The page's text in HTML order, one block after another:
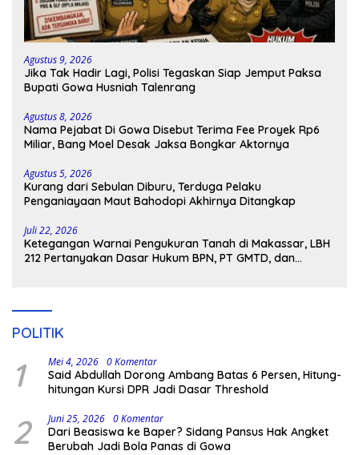
Agustus 9, 2026
Jika Tak Hadir Lagi, Polisi Tegaskan Siap Jemput Paksa
Bupati Gowa Husniah Talenrang
Agustus 8, 2026
Nama Pejabat Di Gowa Disebut Terima Fee Proyek Rp6
Miliar, Bang Moel Desak Jaksa Bongkar Aktornya
Agustus 5, 2026
Kurang dari Sebulan Diburu, Terduga Pelaku
Penganiayaan Maut Bahodopi Akhirnya Ditangkap
Juli 22, 2026
Ketegangan Warnai Pengukuran Tanah di Makassar, LBH
212 Pertanyakan Dasar Hukum BPN, PT GMTD, dan
POLITIK
1 Mei 4, 2026 0 Komentar
Said Abdullah Dorong Ambang Batas 6 Persen, Hitung-
hitungan Kursi DPR Jadi Dasar Threshold
2 Juni 25, 2026 0 Komentar
Dari Beasiswa ke Baper? Sidang Pansus Hak Angket
Berubah Jadi Bola Panas di Gowa